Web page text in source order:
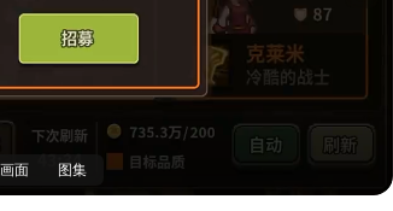
面 图集